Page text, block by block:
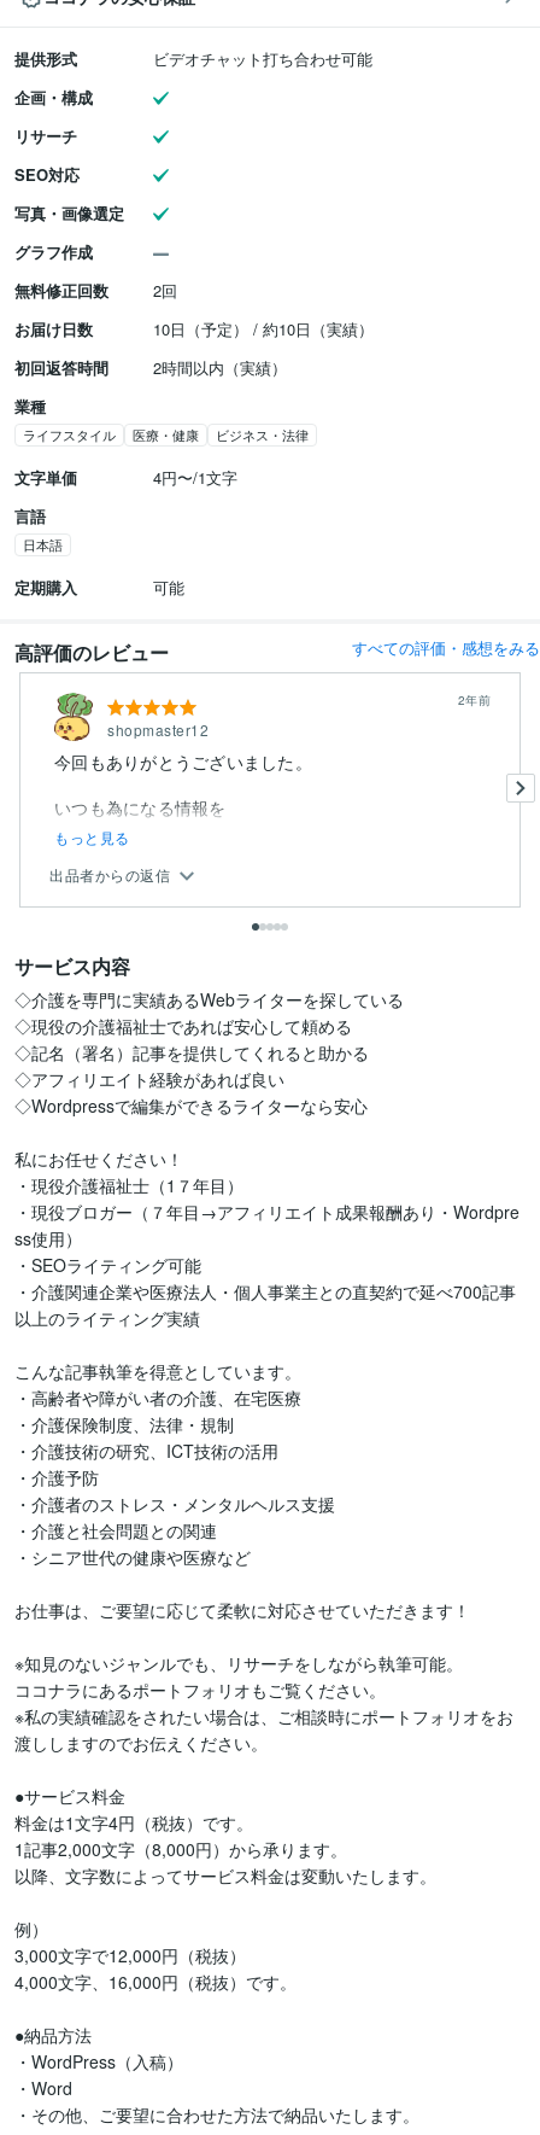
提供形式
ビデオチャット打ち合わせ可能
企画・構成
リサーチ
SEO対応
写真・画像選定
グラフ作成
無料修正回数
2回
お届け日数
10日（予定） / 約10日（実績）
初回返答時間
2時間以内（実績）
業種
ライフスタイル 医療・健康 ビジネス・法律
文字単価
4円〜/1文字
言語
日本語
定期購入 可能
高評価のレビュー すべての評価・感想をみる
shopmaster12
2年前
今回もありがとうございました。
いつも為になる情報を
もっと見る
出品者からの返信
サービス内容
◇介護を専門に実績あるWebライターを探している
◇現役の介護福祉士であれば安心して頼める
◇記名（署名）記事を提供してくれると助かる
◇アフィリエイト経験があれば良い
◇Wordpressで編集ができるライターなら安心
私にお任せください！
・現役介護福祉士（1７年目）
・現役ブロガー（７年目→アフィリエイト成果報酬あり・Wordpre
ss使用）
・SEOライティング可能
・介護関連企業や医療法人・個人事業主との直契約で延べ700記事
以上のライティング実績
こんな記事執筆を得意としています。
・高齢者や障がい者の介護、在宅医療
・介護保険制度、法律・規制
・介護技術の研究、ICT技術の活用
・介護予防
・介護者のストレス・メンタルヘルス支援
・介護と社会問題との関連
・シニア世代の健康や医療など
お仕事は、ご要望に応じて柔軟に対応させていただきます！
※知見のないジャンルでも、リサーチをしながら執筆可能。
ココナラにあるポートフォリオもご覧ください。
※私の実績確認をされたい場合は、ご相談時にポートフォリオをお
渡ししますのでお伝えください。
●サービス料金
料金は1文字4円（税抜）です。
1記事2,000文字（8,000円）から承ります。
以降、文字数によってサービス料金は変動いたします。
例）
3,000文字で12,000円（税抜）
4,000文字、16,000円（税抜）です。
●納品方法
・WordPress（入稿）
・Word
・その他、ご要望に合わせた方法で納品いたします。